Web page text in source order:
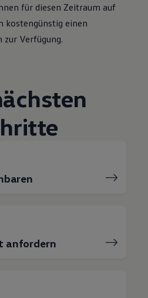
für diesen Zeitraum auf
kostengünstig einen
zur Verfügung.
anfordern